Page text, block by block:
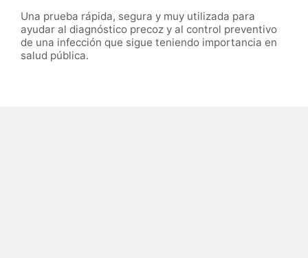
Una prueba rápida, segura y muy utilizada para
ayudar al diagnóstico precoz y al control preventivo
de una infección que sigue teniendo importancia en
salud pública.